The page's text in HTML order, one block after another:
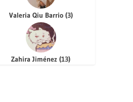
Valeria Qiu Barrio (3)
Zahira Jiménez(13)